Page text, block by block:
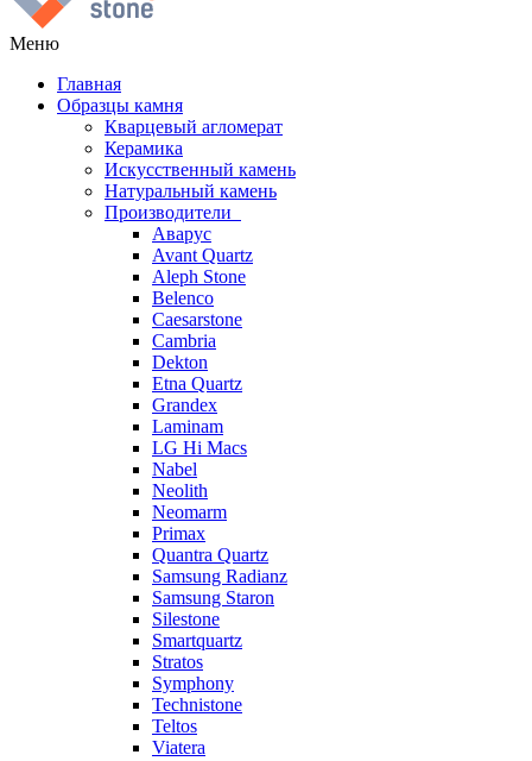
Меню
Главная
Образцы камня
Кварцевый агломерат
Керамика
Искусственный камень
Натуральный камень
Производители
Аварус
Avant Quartz
Aleph Stone
Belenco
Caesarstone
Cambria
Dekton
Etna Quartz
Grandex
Laminam
LG Hi Macs
Nabel
Neolith
Neomarm
Primax
Quantra Quartz
Samsung Radianz
Samsung Staron
Silestone
Smartquartz
Stratos
Symphony
Technistone
Teltos
Viatera